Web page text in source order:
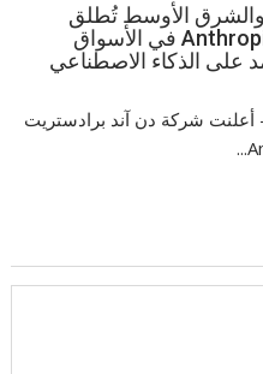
والشرق الأوسط تُطلق
تعاون دن آند برادستريت مع Anthropic في الأسواق
على الذكاء الاصطناعي
– أعلنت شركة دن آند برادستريت